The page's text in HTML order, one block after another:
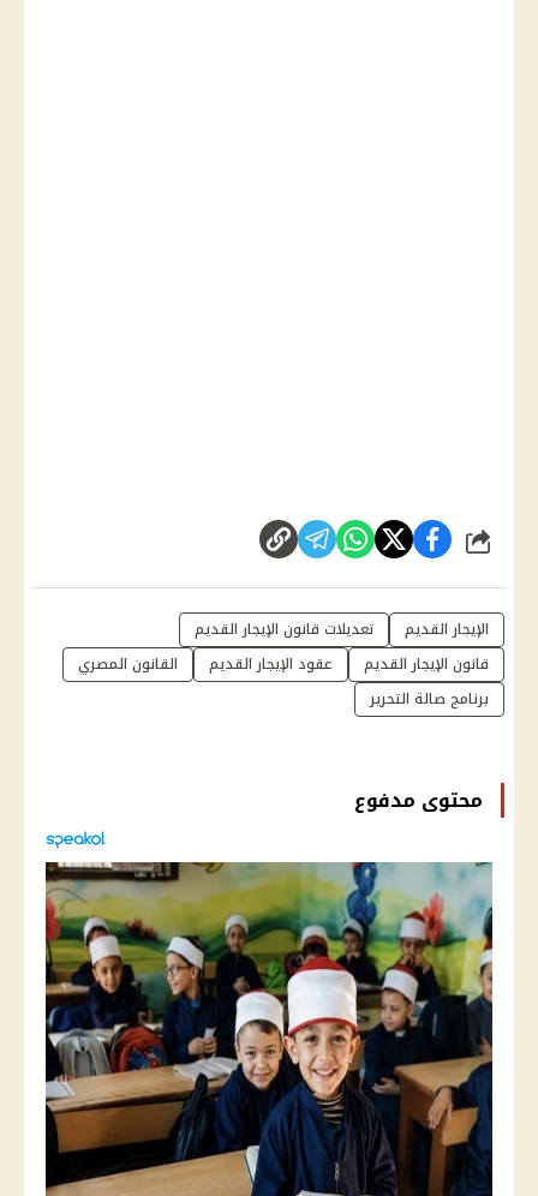
شارك
الإيجار القديم
تعديلات قانون الإيجار القديم
قانون الإيجار القديم
عقود الإيجار القديم
القانون المصري
برنامج صالة التحرير
محتوى مدفوع